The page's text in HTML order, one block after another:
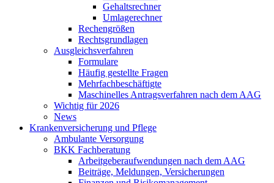
Gehaltsrechner
Umlagerechner
Rechengrößen
Rechtsgrundlagen
Ausgleichsverfahren
Formulare
Häufig gestellte Fragen
Mehrfachbeschäftigte
Maschinelles Antragsverfahren nach dem AAG
Wichtig für 2026
News
Krankenversicherung und Pflege
Ambulante Versorgung
BKK Fachberatung
Arbeitgeberaufwendungen nach dem AAG
Beiträge, Meldungen, Versicherungen